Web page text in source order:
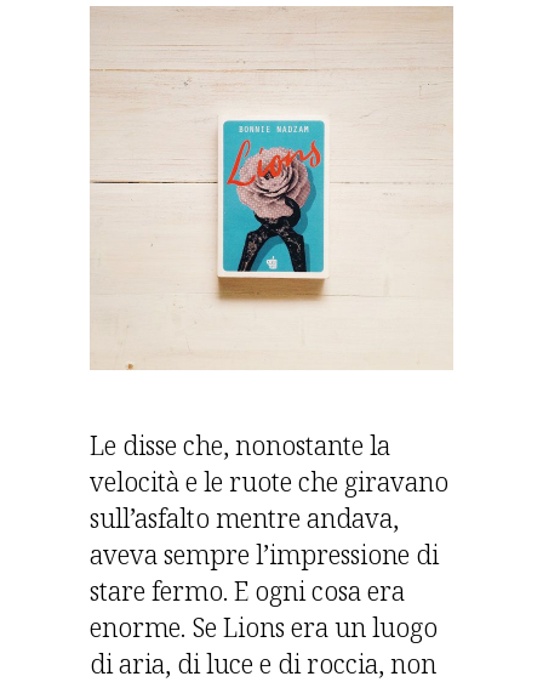
Le disse che, nonostante la
velocità e le ruote che giravano
sull’asfalto mentre andava,
aveva sempre l’impressione di
stare fermo. E ogni cosa era
enorme. Se Lions era un luogo
di aria, di luce e di roccia, non